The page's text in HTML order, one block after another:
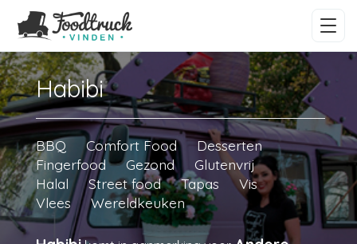
Habibi
BBQ Comfort Food
Desserten
Fingerfood
Gezond
Glutenvrij
Halal
Street food Tapas
Vis
Vlees
Wereldkeuken